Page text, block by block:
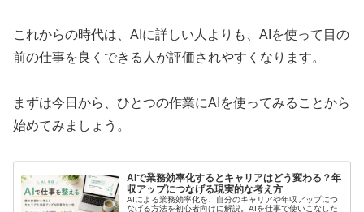
これからの時代は、AIに詳しい人よりも、AIを使って目の
前の仕事を良くできる人が評価されやすくなります。
まずは今日から、ひとつの作業にAIを使ってみることから
始めてみましょう。
AIで業務効率化するとキャリアはどう変わる？年
収アップにつなげる現実的な考え方
AIによる業務効率化を、自分のキャリアや年収アップにつ
なげる方法を初心者向けに解説。AIを仕事で使いこなした